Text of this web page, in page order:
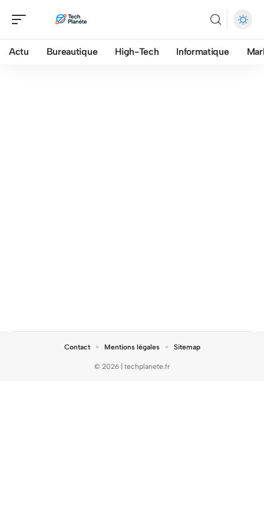
Actu Bureautique High-Tech Informatique
© 2026 | techplanete.fr
Contact Mentions légales Sitemap